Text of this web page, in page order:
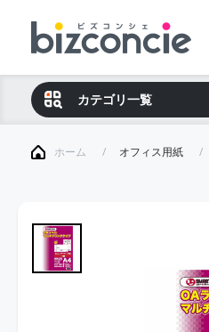
カテゴリ一覧
ホーム オフィス用紙